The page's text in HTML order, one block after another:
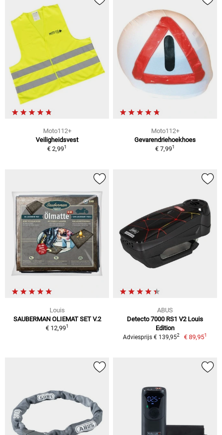
Moto112+
Veiligheidsvest
€ 2,991
Moto112+
Gevarendriehoekhoes
€ 7,991
Louis
SAUBERMAN OLIEMAT SET V.2
€ 12,991
ABUS
Detecto 7000 RS1 V2 Louis
Edition
Adviesprijs € 139,952 € 89,951